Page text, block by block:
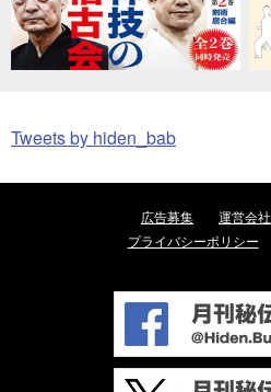
Tweets by hiden_bab
広告募集 運営会社
プライバシーポリシー